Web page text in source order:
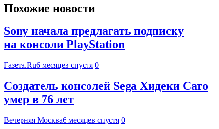
Похожие новости
Sony начала предлагать подписку
на консоли PlayStation
Газета.Ru6 месяцев спустя 0
Создатель консолей Sega Хидеки Сато
умер в 76 лет
Вечерняя Москва6 месяцев спустя 0